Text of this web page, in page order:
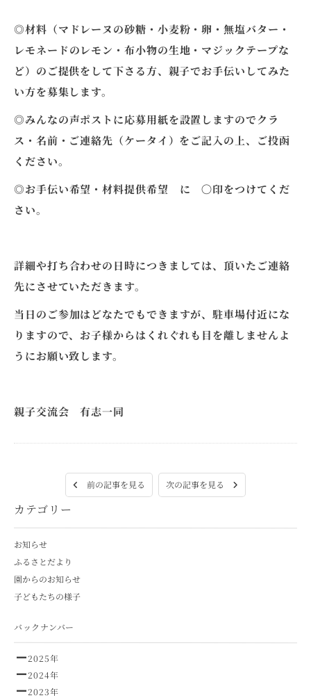
カテゴリー
お知らせ
ふるさとだより
園からのお知らせ
子どもたちの様子
バックナンバー
2025年
2024年
2023年
◎材料（マドレーヌの砂糖・小麦粉・卵・無塩バター・
レモネードのレモン・布小物の生地・マジックテープな
ど）のご提供をして下さる方、親子でお手伝いしてみた
い方を募集します。
◎みんなの声ポストに応募用紙を設置しますのでクラ
ス・名前・ご連絡先（ケータイ）をご記入の上、ご投函
ください。
◎お手伝い希望・材料提供希望 に 〇印をつけてくだ
さい。
詳細や打ち合わせの日時につきましては、頂いたご連絡
先にさせていただきます。
当日のご参加はどなたでもできますが、駐車場付近にな
りますので、お子様からはくれぐれも目を離しませんよ
うにお願い致します。
親子交流会 有志一同
前の記事を見る 次の記事を見る